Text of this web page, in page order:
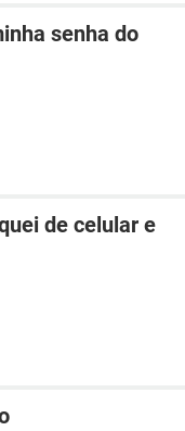
senha do
de celular e